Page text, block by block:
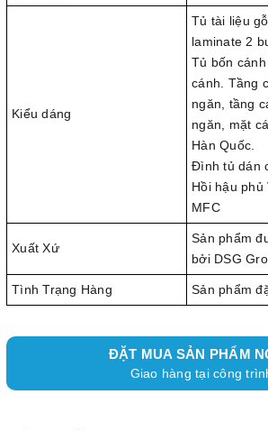
Kiểu dáng
Tủ tài liệu
laminate 2
Tủ bốn
cánh. Tầng
ngăn, tầng
ngăn, mặt
Hàn Quốc.
Đình tủ dán
Hồi hậu phủ
MFC
Xuất Xứ
Sản phẩm
bởi DSG
Tình Trạng Hàng Sản phẩm
ĐẶT MUA SẢN PHẨM
Giao hàng tại công